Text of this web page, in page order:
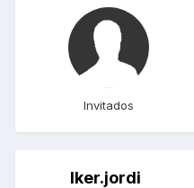
Invitados
Iker.jordi